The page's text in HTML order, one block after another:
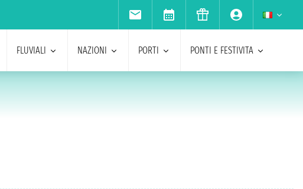
FLUVIALI NAZIONI PORTI PONTI E FESTIVITA